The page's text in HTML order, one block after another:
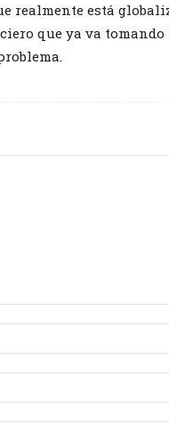
realmente está
que ya va